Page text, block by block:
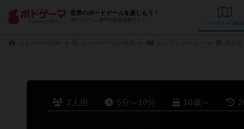
世界のボードゲームを楽しもう！
ボードゲーム専門の総合情報サイト
デー
2人用 5分～10分 10歳～